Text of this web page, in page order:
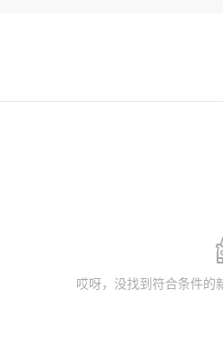
哎呀，没找到符合条件的